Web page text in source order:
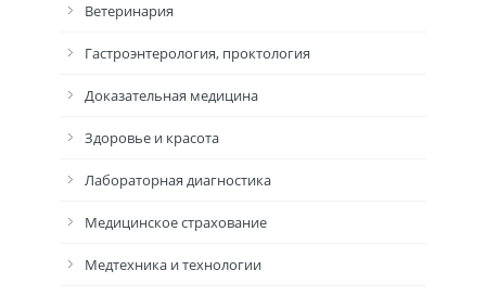
Ветеринария
Гастроэнтерология, проктология
Доказательная медицина
Здоровье и красота
Лабораторная диагностика
Медицинское страхование
Медтехника и технологии